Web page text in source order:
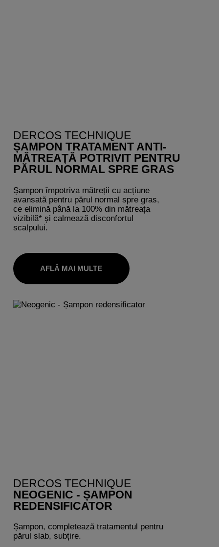
DERCOS TECHNIQUE
ȘAMPON TRATAMENT ANTI-
MĂTREAȚĂ POTRIVIT PENTRU
PĂRUL NORMAL SPRE GRAS
Șampon împotriva mătreții cu acțiune
avansată pentru părul normal spre gras,
ce elimină până la 100% din mătreața
vizibilă* și calmează disconfortul
scalpului.
AFLĂ MAI MULTE
DERCOS TECHNIQUE
NEOGENIC - ȘAMPON
REDENSIFICATOR
Șampon, completează tratamentul pentru
părul slab, subțire.